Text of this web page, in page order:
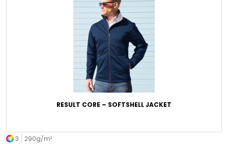
RESULT CORE – SOFTSHELL JACKET
3 290g/m²